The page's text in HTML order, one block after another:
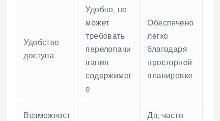
Удобство
доступа
Удобно, но
может
требовать
перелопачи
вания
содержимог
о
Обеспечено
легко
благодаря
просторной
планировке
Возможност
Да, часто